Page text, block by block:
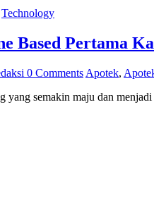
Technology
Based Pertama
0 Comments Apotek,
yang semakin maju dan